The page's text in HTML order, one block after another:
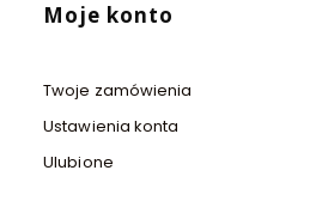
Moje konto
Twoje zamówienia
Ustawienia konta
Ulubione